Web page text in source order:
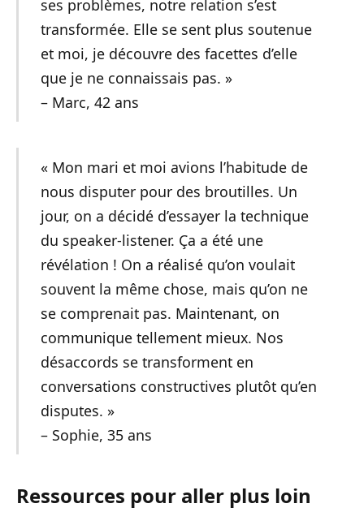
ses problèmes, notre relation s’est
transformée. Elle se sent plus soutenue
et moi, je découvre des facettes d’elle
que je ne connaissais pas. »
– Marc, 42 ans
« Mon mari et moi avions l’habitude de
nous disputer pour des broutilles. Un
jour, on a décidé d’essayer la technique
du speaker-listener. Ça a été une
révélation ! On a réalisé qu’on voulait
souvent la même chose, mais qu’on ne
se comprenait pas. Maintenant, on
communique tellement mieux. Nos
désaccords se transforment en
conversations constructives plutôt qu’en
disputes. »
– Sophie, 35 ans
Ressources pour aller plus loin